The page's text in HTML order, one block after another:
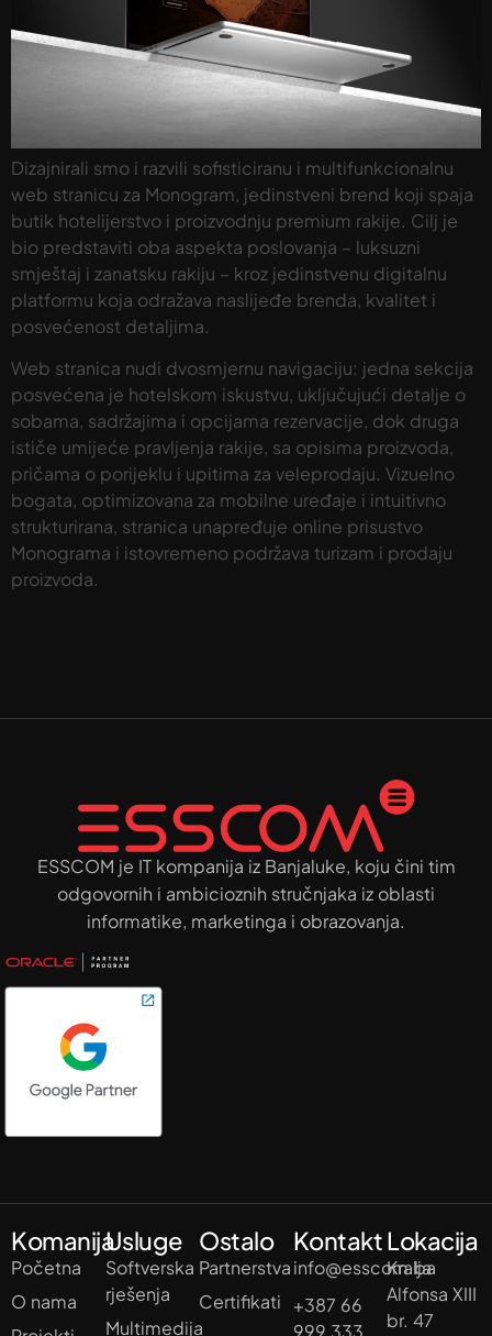
Dizajnirali smo i razvili sofisticiranu i multifunkcionalnu
web stranicu za Monogram, jedinstveni brend koji spaja
butik hotelijerstvo i proizvodnju premium rakije. Cilj je
bio predstaviti oba aspekta poslovanja – luksuzni
smještaj i zanatsku rakiju – kroz jedinstvenu digitalnu
platformu koja odražava naslijeđe brenda, kvalitet i
posvećenost detaljima.
Web stranica nudi dvosmjernu navigaciju: jedna sekcija
posvećena je hotelskom iskustvu, uključujući detalje o
sobama, sadržajima i opcijama rezervacije, dok druga
ističe umijeće pravljenja rakije, sa opisima proizvoda,
pričama o porijeklu i upitima za veleprodaju. Vizuelno
bogata, optimizovana za mobilne uređaje i intuitivno
strukturirana, stranica unapređuje online prisustvo
Monograma i istovremeno podržava turizam i prodaju
proizvoda.
ESSCOM je IT kompanija iz Banjaluke, koju čini tim
odgovornih i ambicioznih stručnjaka iz oblasti
informatike, marketinga i obrazovanja.
Komanija
Početna
O nama
Usluge
Softverska
rješenja
Multimedija
Ostalo
Partnerstva
Certifikati
Kontakt
info@esscom.ba
+387 66
999 333
Lokacija
Kralja
Alfonsa XIII
br. 47